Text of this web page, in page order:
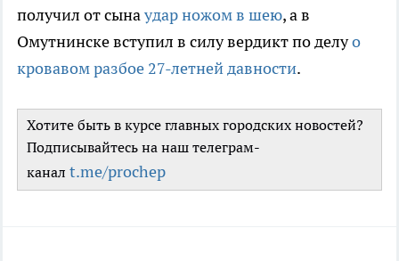
получил от сынаудар ножом в шею, а в
Омутнинске вступил в силу вердикт по делуо
кровавом разбое 27-летней давности.
Хотите быть в курсе главных городских новостей?
Подписывайтесь на наш телеграм-
канал t.me/prochep